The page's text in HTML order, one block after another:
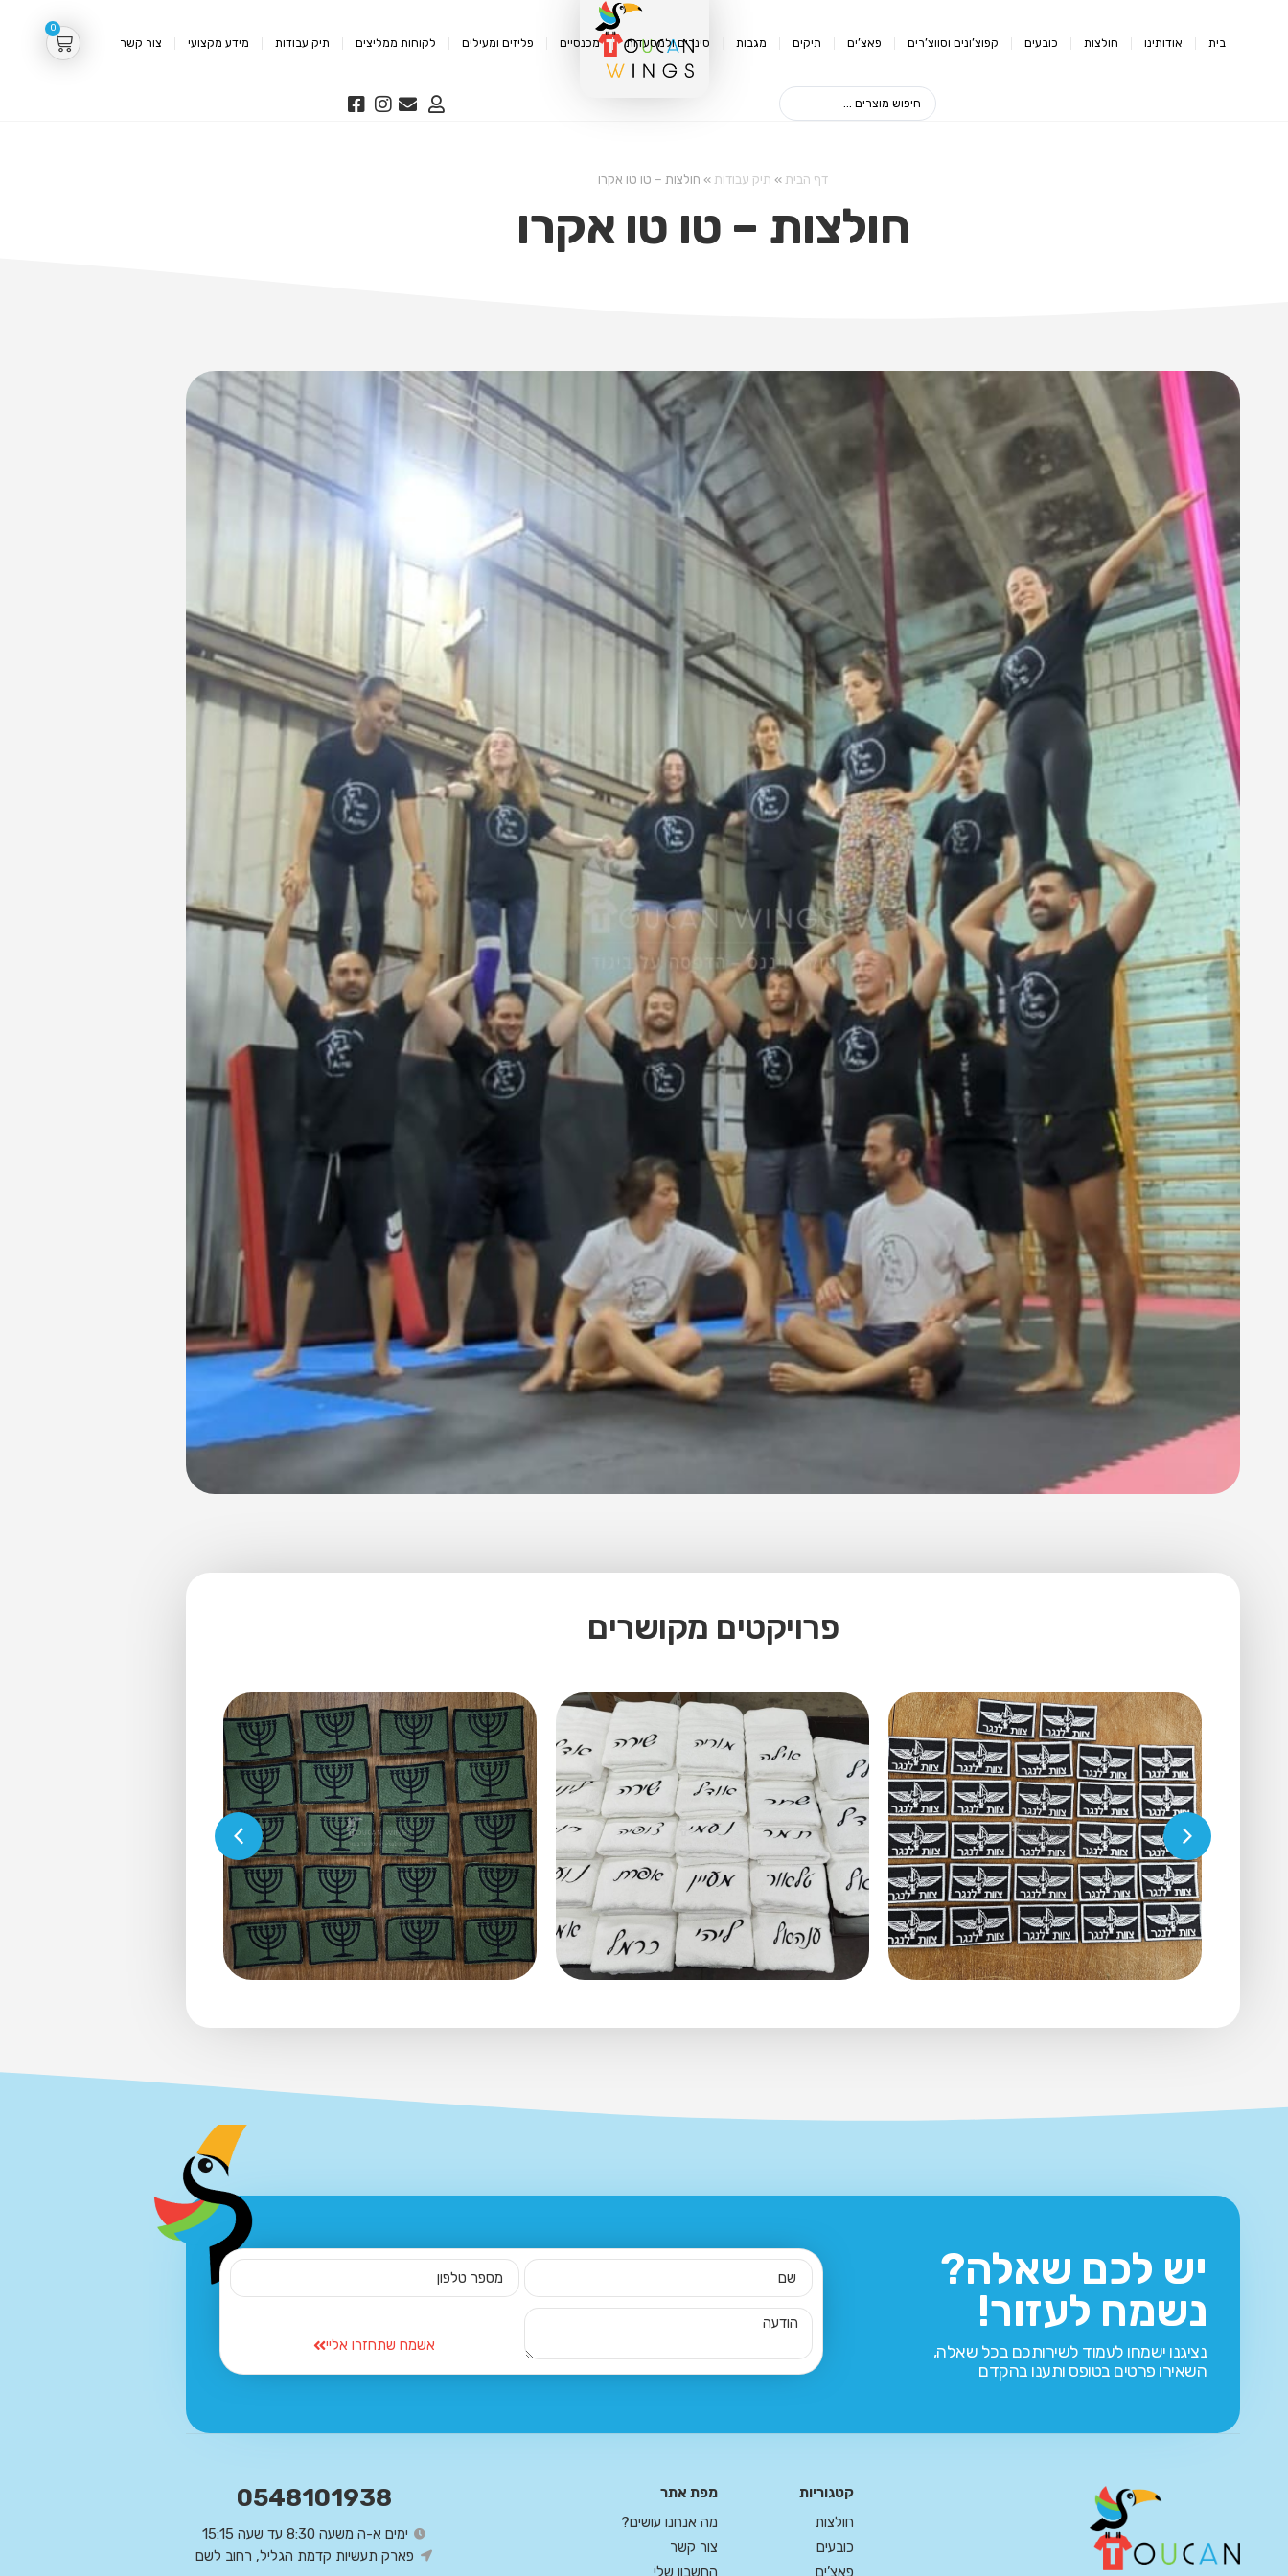
בית אודותינו חולצות כובעים קפוצ’ונים וסווצ’רים פאצ’ים תיקים מגבות סינרים ולמסעדות מכנסיים פליזים ומעילים לקוחות ממליצים תיק עבודות מידע מקצועי צור קשר
0
דף הבית » תיק עבודות » חולצות – טו טו אקרו
חולצות – טו טו אקרו
פרויקטים מקושרים
יש לכם שאלה?
נשמח לעזור!
נציגנו ישמחו לעמוד לשירותכם בכל שאלה,
השאירו פרטים בטופס ותענו בהקדם
אשמח שתחזרו אליי
קטגוריות
חולצות
כובעים
פאצ’ים
מפת אתר
מה אנחנו עושים?
צור קשר
החשבון שלי
0548101938
ימים א-ה משעה 8:30 עד שעה 15:15
פארק תעשיות קדמת הגליל, רחוב לשם